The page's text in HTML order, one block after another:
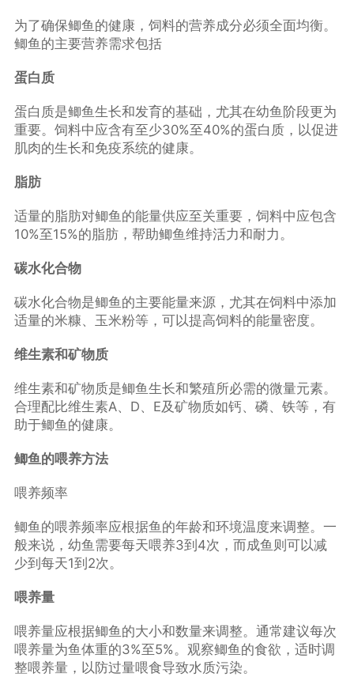
为了确保鲫鱼的健康，饲料的营养成分必须全面均衡。
鲫鱼的主要营养需求包括
蛋白质
蛋白质是鲫鱼生长和发育的基础，尤其在幼鱼阶段更为
重要。饲料中应含有至少30%至40%的蛋白质，以促进
肌肉的生长和免疫系统的健康。
脂肪
适量的脂肪对鲫鱼的能量供应至关重要，饲料中应包含
10%至15%的脂肪，帮助鲫鱼维持活力和耐力。
碳水化合物
碳水化合物是鲫鱼的主要能量来源，尤其在饲料中添加
适量的米糠、玉米粉等，可以提高饲料的能量密度。
维生素和矿物质
维生素和矿物质是鲫鱼生长和繁殖所必需的微量元素。
合理配比维生素A、D、E及矿物质如钙、磷、铁等，有
助于鲫鱼的健康。
鲫鱼的喂养方法
喂养频率
鲫鱼的喂养频率应根据鱼的年龄和环境温度来调整。一
般来说，幼鱼需要每天喂养3到4次，而成鱼则可以减
少到每天1到2次。
喂养量
喂养量应根据鲫鱼的大小和数量来调整。通常建议每次
喂养量为鱼体重的3%至5%。观察鲫鱼的食欲，适时调
整喂养量，以防过量喂食导致水质污染。